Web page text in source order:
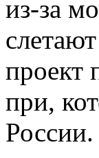
из-за
проект
при,
России.